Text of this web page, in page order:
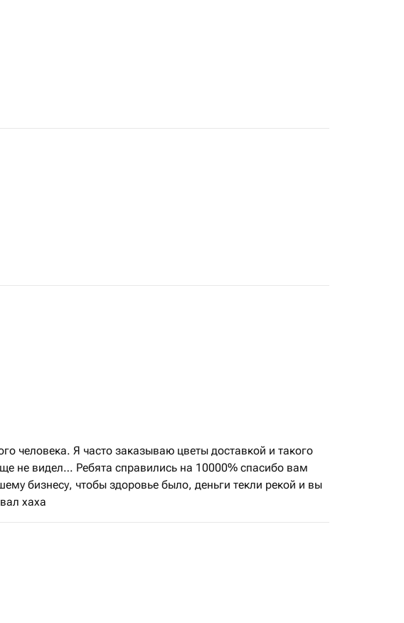
человека. Я часто заказываю цветы доставкой и такого
не видел… Ребята справились на 10000% спасибо вам
бизнесу, чтобы здоровье было, деньги текли рекой и вы
хаха